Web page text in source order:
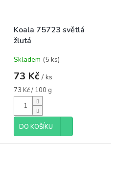
Koala 75723 světlá
žlutá
Skladem (5 ks)
73 Kč / ks
Měrná
cena:
73 Kč / 100 g
DO KOŠÍKU